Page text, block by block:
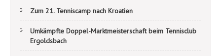
Zum 21. Tenniscamp nach Kroatien
Umkämpfte Doppel-Marktmeisterschaft beim Tennisclub
Ergoldsbach